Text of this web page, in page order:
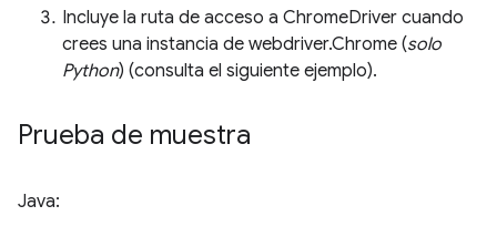
Incluye la ruta de acceso a ChromeDriver cuando
crees una instancia de webdriver.Chrome (solo
Python) (consulta el siguiente ejemplo).
Prueba de muestra
Java: